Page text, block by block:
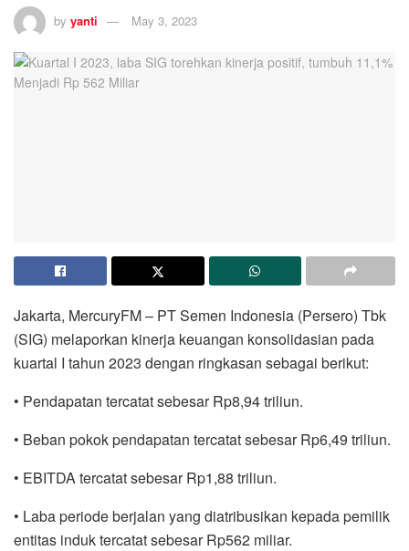
by yanti May 3, 2023
Jakarta, MercuryFM – PT Semen Indonesia (Persero) Tbk
(SIG) melaporkan kinerja keuangan konsolidasian pada
kuartal I tahun 2023 dengan ringkasan sebagai berikut:
• Pendapatan tercatat sebesar Rp8,94 triliun.
• Beban pokok pendapatan tercatat sebesar Rp6,49 triliun.
• EBITDA tercatat sebesar Rp1,88 triliun.
• Laba periode berjalan yang diatribusikan kepada pemilik
entitas induk tercatat sebesar Rp562 miliar.